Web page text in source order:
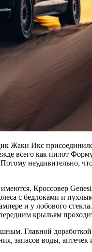
Икс
всего как пилот
неудивительно,
Кроссовер
с бедлоками и
и у лобового
крыльям
Главной
запасов воды, аптечек